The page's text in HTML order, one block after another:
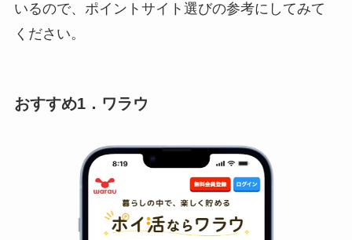
いるので、ポイントサイト選びの参考にしてみて
ください。
おすすめ1．ワラウ